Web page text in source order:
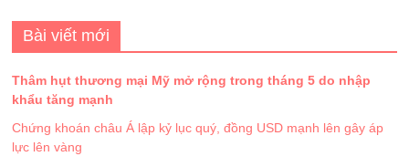
Bài viết mới
Thâm hụt thương mại Mỹ mở rộng trong tháng 5 do nhập
khẩu tăng mạnh
Chứng khoán châu Á lập kỷ lục quý, đồng USD mạnh lên gây áp
lực lên vàng